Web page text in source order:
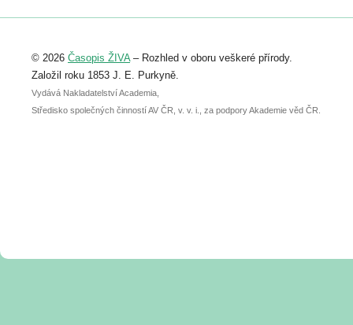
Registrovat se můžete do 6. září.
abstraktu přihlášené přednášky nebo
posteru je už 30. června.
© 2026 Časopis ŽIVA– Rozhled v oboru veškeré přírody.
Založil roku 1853 J. E. Purkyně.
Vydává Nakladatelství Academia,
Středisko společných činností AV ČR, v. v. i., za podpory Akademie věd ČR.